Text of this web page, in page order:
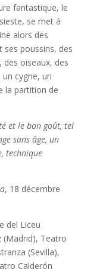
fantastique, le
se met à
alors des
ses poussins, des
oiseaux, des
cygne, un
la partition de
é et le bon goût, tel
sans âge, un
technique
, 18 décembre
del Liceu
(Madrid), Teatro
(Sevilla),
Calderón